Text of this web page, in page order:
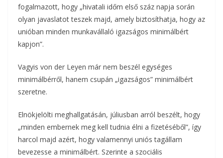
k
m
e
fogalmazott, hogy „hivatali időm első száz napja során
olyan javaslatot teszek majd, amely biztosíthatja, hogy az
unióban minden munkavállaló igazságos minimálbért
kapjon”.
Vagyis von der Leyen már nem beszél egységes
minimálbérről, hanem csupán „igazságos” minimálbért
szeretne.
Elnökjelölti meghallgatásán, júliusban arról beszélt, hogy
„minden embernek meg kell tudnia élni a fizetéséből”, így
harcol majd azért, hogy valamennyi uniós tagállam
bevezesse a minimálbért. Szerinte a szociális